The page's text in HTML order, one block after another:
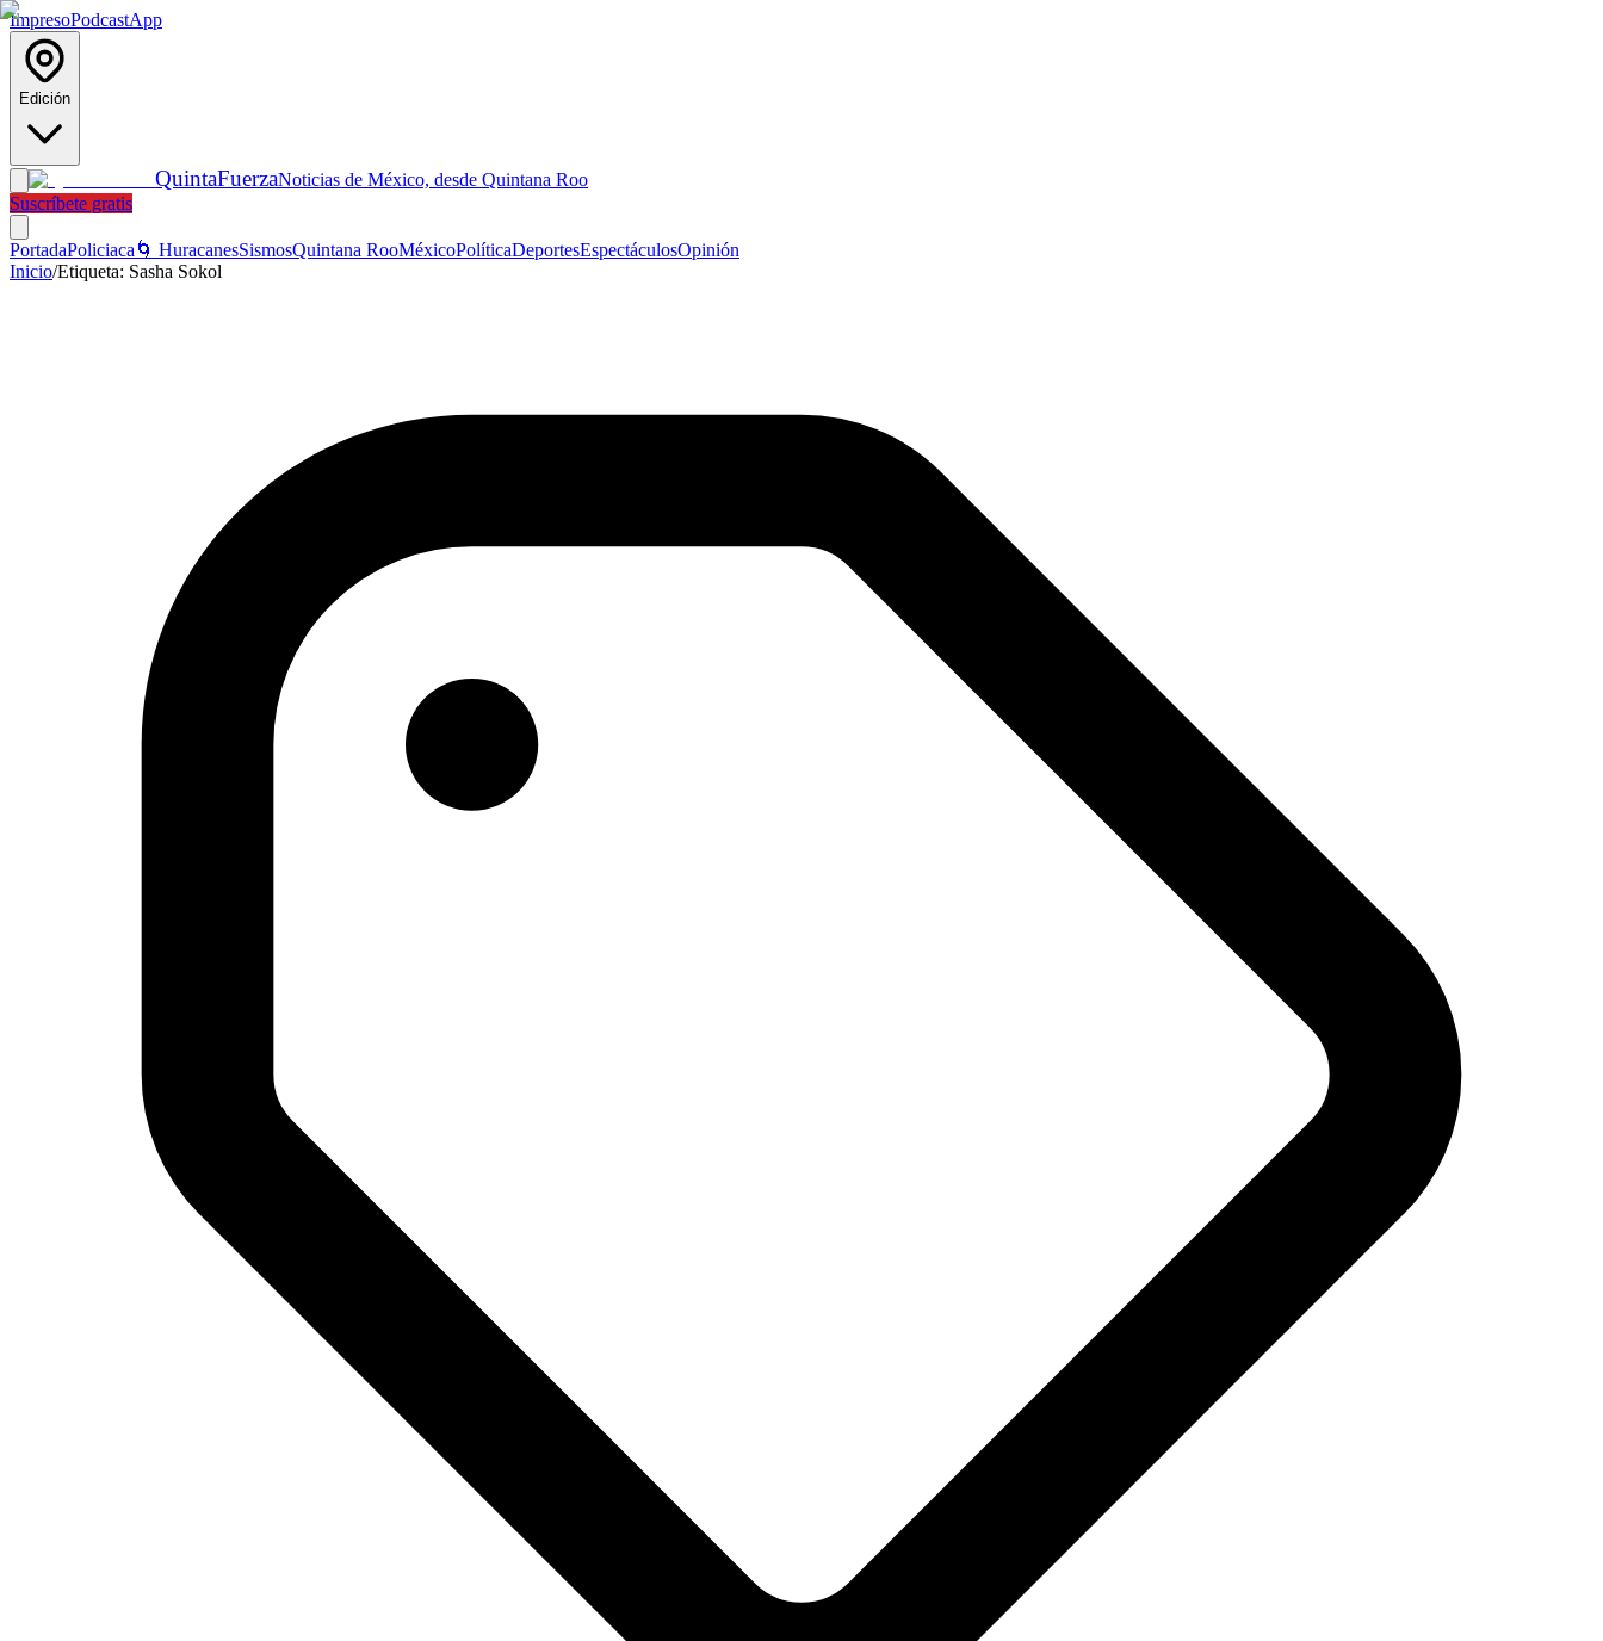
ImpresoPodcastApp
Edición
QuintaFuerzaNoticias de México, desde Quintana Roo
Suscríbete gratis
PortadaPoliciaca 🌀 HuracanesSismosQuintana RooMéxicoPolíticaDeportesEspectáculosOpinión
Inicio/Etiqueta: Sasha Sokol